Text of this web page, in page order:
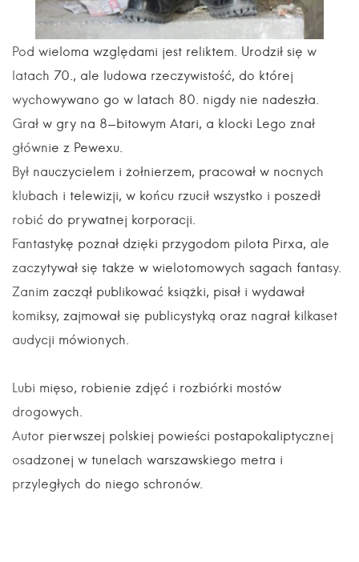
Pod wieloma względami jest reliktem. Urodził się w
latach 70., ale ludowa rzeczywistość, do której
wychowywano go w latach 80. nigdy nie nadeszła.
Grał w gry na 8-bitowym Atari, a klocki Lego znał
głównie z Pewexu.
Był nauczycielem i żołnierzem, pracował w nocnych
klubach i telewizji, w końcu rzucił wszystko i poszedł
robić do prywatnej korporacji.
Fantastykę poznał dzięki przygodom pilota Pirxa, ale
zaczytywał się także w wielotomowych sagach fantasy.
Zanim zaczął publikować książki, pisał i wydawał
komiksy, zajmował się publicystyką oraz nagrał kilkaset
audycji mówionych.
Lubi mięso, robienie zdjęć i rozbiórki mostów
drogowych.
Autor pierwszej polskiej powieści postapokaliptycznej
osadzonej w tunelach warszawskiego metra i
przyległych do niego schronów.